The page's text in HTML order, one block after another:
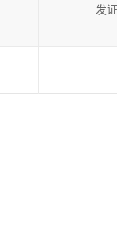
发